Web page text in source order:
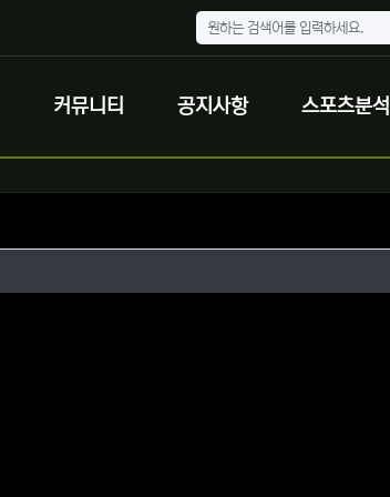
커뮤니티 공지사항 스포츠분석